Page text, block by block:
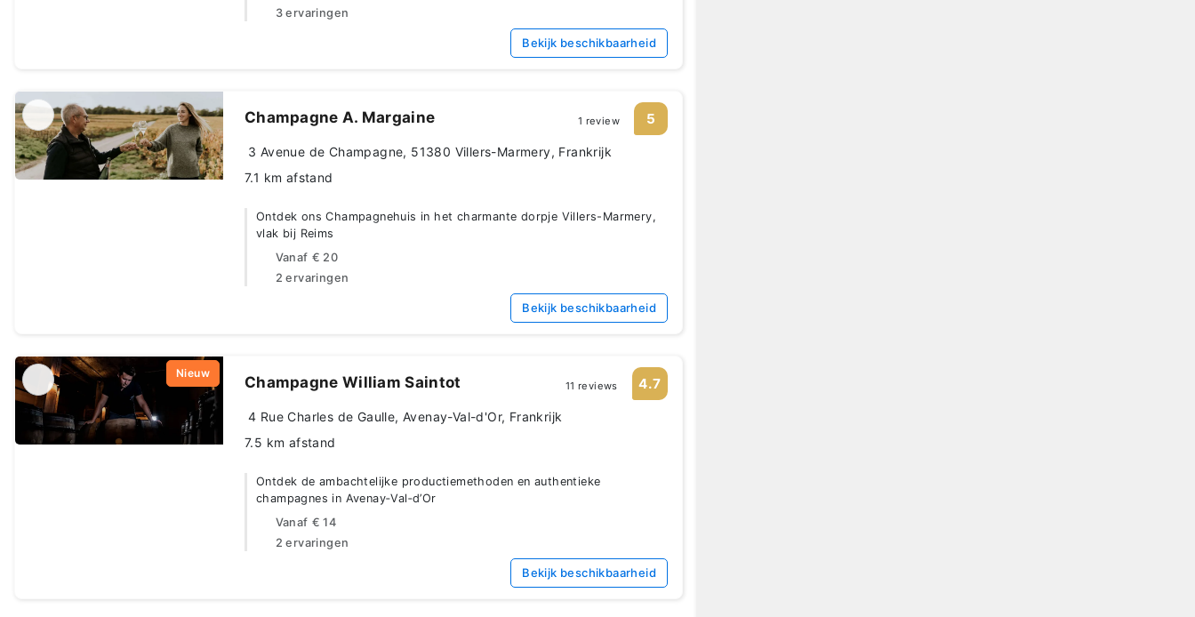
3 ervaringen
Bekijk beschikbaarheid
Champagne A. Margaine 1 review 5
3 Avenue de Champagne, 51380 Villers-Marmery, Frankrijk
7.1 km afstand
Ontdek ons Champagnehuis in het charmante dorpje Villers-Marmery,
vlak bij Reims
Vanaf € 20
2 ervaringen
Bekijk beschikbaarheid
Nieuw Champagne William Saintot 11 reviews 4.7
4 Rue Charles de Gaulle, Avenay-Val-d'Or, Frankrijk
7.5 km afstand
Ontdek de ambachtelijke productiemethoden en authentieke
champagnes in Avenay‑Val‑d’Or
Vanaf € 14
2 ervaringen
Bekijk beschikbaarheid